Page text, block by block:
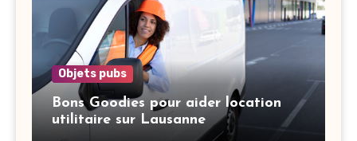
Objets pubs
Bons Goodies pour aider location
utilitaire sur Lausanne